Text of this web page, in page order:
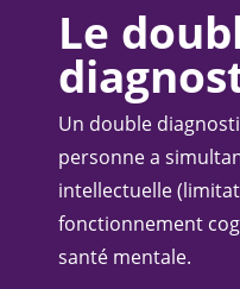
Le
​Un double
personne a
intellectuelle
fonctionnement
santé mentale.